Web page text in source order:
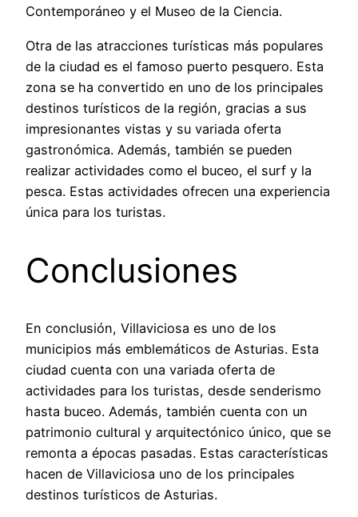
Contemporáneo y el Museo de la Ciencia.
Otra de las atracciones turísticas más populares
de la ciudad es el famoso puerto pesquero. Esta
zona se ha convertido en uno de los principales
destinos turísticos de la región, gracias a sus
impresionantes vistas y su variada oferta
gastronómica. Además, también se pueden
realizar actividades como el buceo, el surf y la
pesca. Estas actividades ofrecen una experiencia
única para los turistas.
Conclusiones
En conclusión, Villaviciosa es uno de los
municipios más emblemáticos de Asturias. Esta
ciudad cuenta con una variada oferta de
actividades para los turistas, desde senderismo
hasta buceo. Además, también cuenta con un
patrimonio cultural y arquitectónico único, que se
remonta a épocas pasadas. Estas características
hacen de Villaviciosa uno de los principales
destinos turísticos de Asturias.